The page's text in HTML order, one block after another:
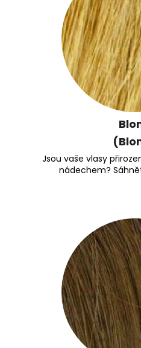
Jsou vaše vlasy
nádechem?